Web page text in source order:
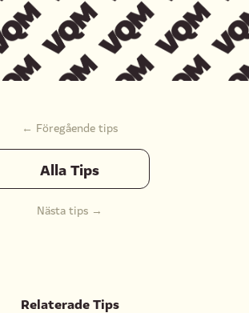
← Föregående tips
Alla Tips
Nästa tips →
Relaterade Tips